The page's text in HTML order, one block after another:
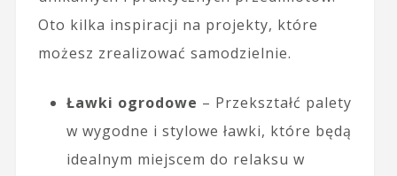
Oto kilka inspiracji na projekty, które
możesz zrealizować samodzielnie.
Ławki ogrodowe – Przekształć palety
w wygodne i stylowe ławki, które będą
idealnym miejscem do relaksu w